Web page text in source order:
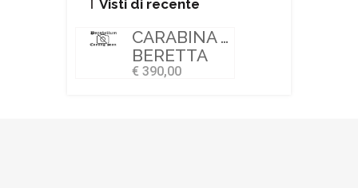
Visti di recente
CARABINA SEMIAUTO SPORT
BERETTA
€ 390,00